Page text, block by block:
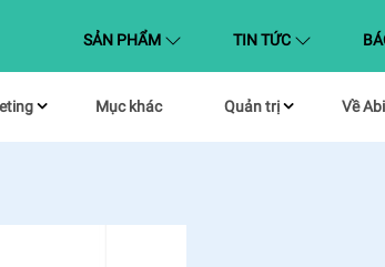
SẢN PHẨM (CURRENT)TIN TỨC
Mục khác Quản trị Về